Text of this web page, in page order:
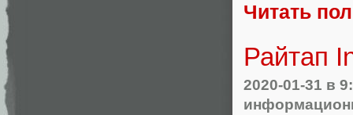
Читать
Райтап
2020-01-31 в